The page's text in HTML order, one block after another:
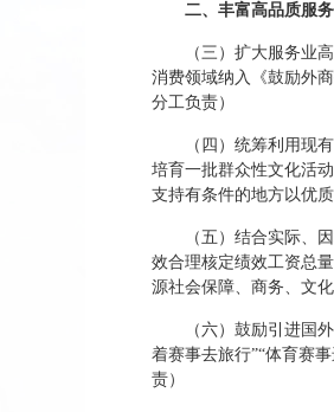
二、丰富高品质服
（三）扩大服务业
消费领域纳入《鼓励外
分工负责）
（四）统筹利用现
培育一批群众性文化活
支持有条件的地方以优
（五）结合实际、
效合理核定绩效工资总
源社会保障、商务、文
（六）鼓励引进国
着赛事去旅行”“体育赛
责）